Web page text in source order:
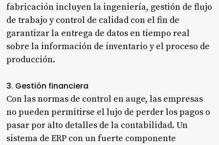
fabricación incluyen la ingeniería, gestión de flujo
de trabajo y control de calidad con el fin de
garantizar la entrega de datos en tiempo real
sobre la información de inventario y el proceso de
producción.
3. Gestión financiera
Con las normas de control en auge, las empresas
no pueden permitirse el lujo de perder los pagos o
pasar por alto detalles de la contabilidad. Un
sistema de ERP con un fuerte componente